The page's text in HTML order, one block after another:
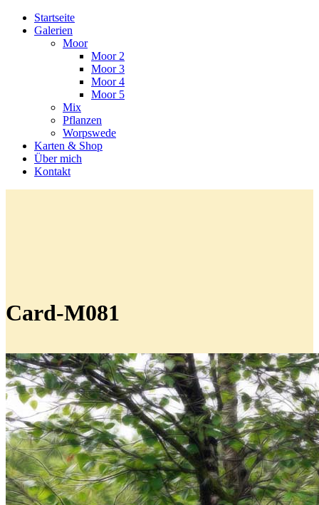
Startseite
Galerien
Moor
Moor 2
Moor 3
Moor 4
Moor 5
Mix
Pflanzen
Worpswede
Karten & Shop
Über mich
Kontakt
Card-M081